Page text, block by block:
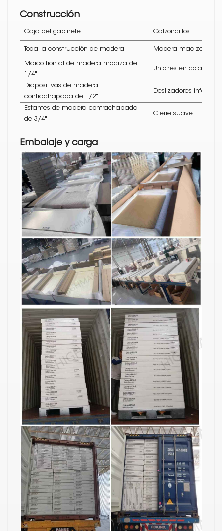
Construcción
Caja del gabinete Calzoncillos
Toda la construcción de madera. Madera maciza
Marco frontal de madera maciza de
1/4"
Uniones en cola de
Diapositivas de madera
contrachapada de 1/2"
Deslizadores
Estantes de madera contrachapada
de 3/4"
Cierre suave
Embalaje y carga